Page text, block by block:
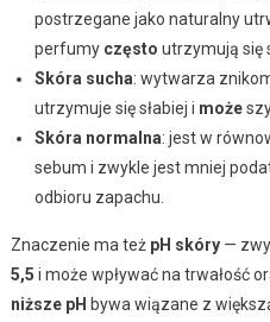
postrzegane jako naturalny
perfumy często utrzymują się
Skóra sucha: wytwarza
utrzymuje się słabiej i może
Skóra normalna: jest w
sebum i zwykle jest mniej
odbioru zapachu.
Znaczenie ma też pH skóry—
5,5 i może wpływać na trwałość
niższe pH bywa wiązane z